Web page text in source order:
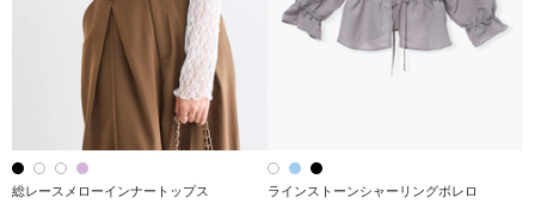
総レースメローインナートップス ラインストーンシャーリングボレロ